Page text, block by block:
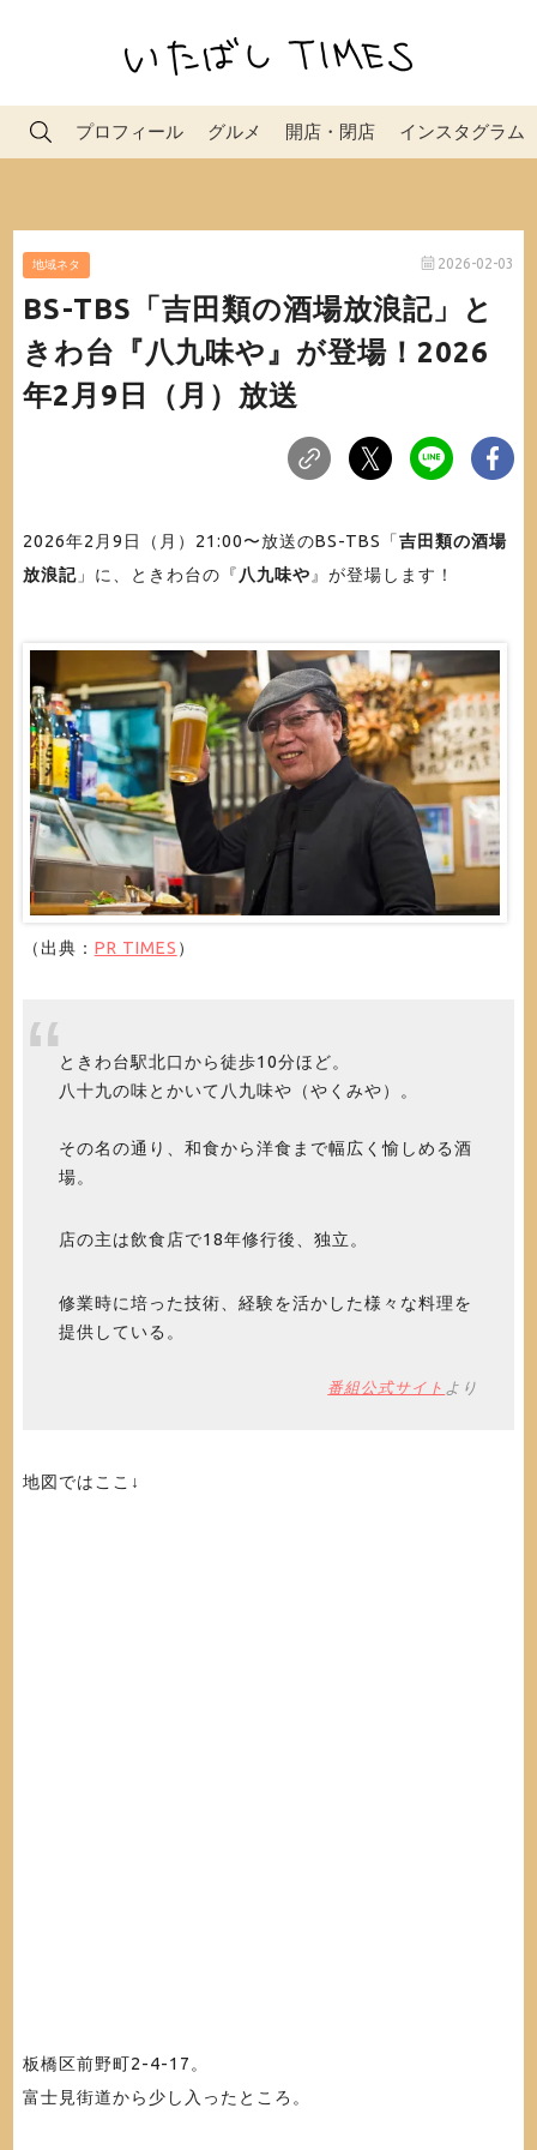
プロフィール グルメ 開店・閉店 インスタグラム
地域ネタ 2026-02-03
BS-TBS「吉田類の酒場放浪記」と
きわ台『八九味や』が登場！2026
年2月9日（月）放送
2026年2月9日（月）21:00〜放送のBS-TBS「吉田類の酒場
放浪記」に、ときわ台の『 八九味や 』が登場します！
（出典： PR TIMES ）
ときわ台駅北口から徒歩10分ほど。
八十九の味とかいて八九味や（やくみや）。
その名の通り、和食から洋食まで幅広く愉しめる酒
場。
店の主は飲食店で18年修行後、独立。
修業時に培った技術、経験を活かした様々な料理を
提供している。
番組公式サイト より
地図ではここ↓
板橋区前野町2-4-17。
富士見街道から少し入ったところ。